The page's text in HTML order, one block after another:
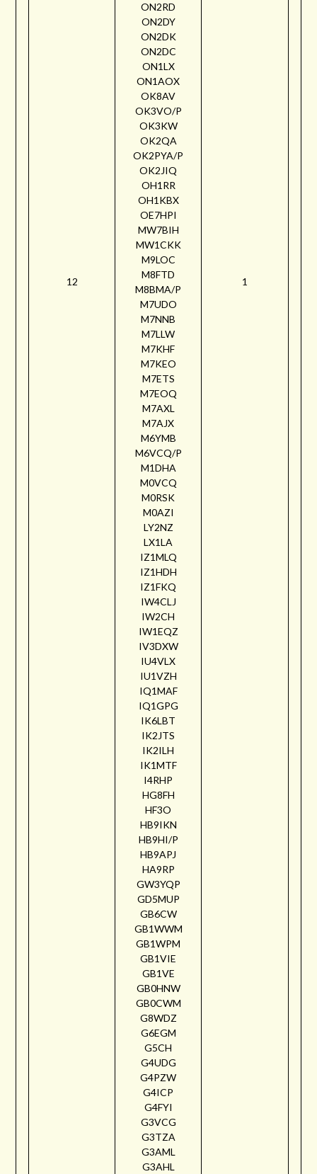
12
ON2RD
ON2DY
ON2DK
ON2DC
ON1LX
ON1AOX
OK8AV
OK3VO/P
OK3KW
OK2QA
OK2PYA/P
OK2JIQ
OH1RR
OH1KBX
OE7HPI
MW7BIH
MW1CKK
M9LOC
M8FTD
M8BMA/P
M7UDO
M7NNB
M7LLW
M7KHF
M7KEO
M7ETS
M7EOQ
M7AXL
M7AJX
M6YMB
M6VCQ/P
M1DHA
M0VCQ
M0RSK
M0AZI
LY2NZ
LX1LA
IZ1MLQ
IZ1HDH
IZ1FKQ
IW4CLJ
IW2CH
IW1EQZ
IV3DXW
IU4VLX
IU1VZH
IQ1MAF
IQ1GPG
IK6LBT
IK2JTS
IK2ILH
IK1MTF
I4RHP
HG8FH
HF3O
HB9IKN
HB9HI/P
HB9APJ
HA9RP
GW3YQP
GD5MUP
GB6CW
GB1WWM
GB1WPM
GB1VIE
GB1VE
GB0HNW
GB0CWM
G8WDZ
G6EGM
G5CH
G4UDG
G4PZW
G4ICP
G4FYI
G3VCG
G3TZA
G3AML
G3AHL
1